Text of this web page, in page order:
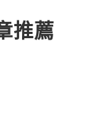
推薦